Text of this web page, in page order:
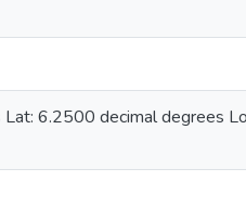
6.2500 decimal degrees